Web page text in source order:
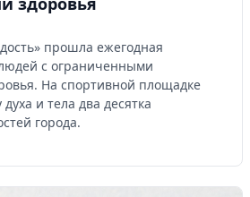
прошла ежегодная
с ограниченными
На спортивной площадке
и тела два десятка
города.